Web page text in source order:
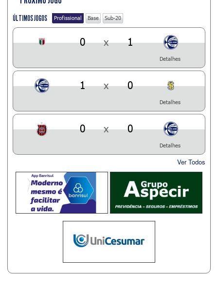
ÚLTIMOS JOGOS Profissional Base Sub-20
0 x 1
Detalhes
1 x 0
Detalhes
0 x 0
Detalhes
Ver Todos